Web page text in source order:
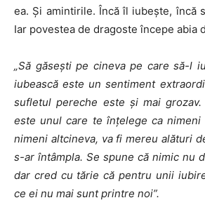
ea. Şi amintirile. Încă îl iubeşte, încă
Iar povestea de dragoste începe abia
„Să găseşti pe cineva pe care să-l
iubească este un sentiment
sufletul pereche este şi mai
este unul care te înţelege ca
nimeni altcineva, va fi mereu alături
s-ar întâmpla. Se spune că nimic nu
dar cred cu tărie că pentru unii
ce ei nu mai sunt printre noi”.